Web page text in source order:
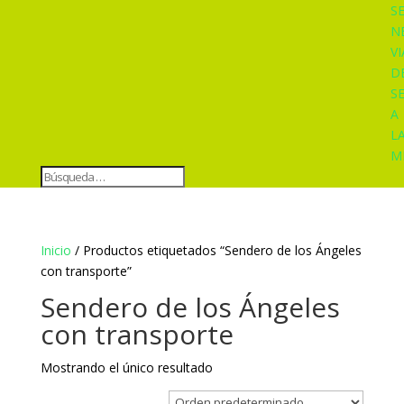
A
Inicio / Productos etiquetados “Sendero de los Ángeles
con transporte”
Sendero de los Ángeles
con transporte
Mostrando el único resultado